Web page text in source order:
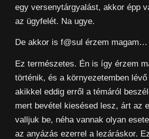
egy versenytárgyalást, akkor épp
az ügyfelét. Na ugye.
De akkor is f@sul érzem magam…
Ez természetes. Én is így érzem
történik, és a környezetemben
akikkel eddig erről a témáról
mert bevétel kiesésed lesz, árt az
valljuk be, néha vannak olyan
az anyázás ezerrel a lezáráskor.